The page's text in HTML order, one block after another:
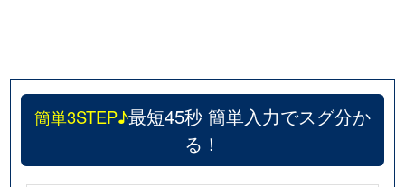
簡単3STEP♪最短45秒 簡単入力でスグ分か
る！